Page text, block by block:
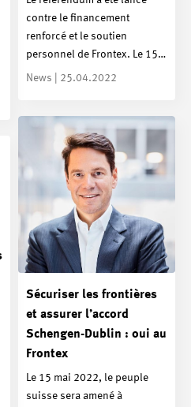
contre le financement
renforcé et le soutien
personnel de Frontex. Le 15…
News | 25.04.2022
Sécuriser les frontières
et assurer l’accord
Schengen-Dublin : oui au
Frontex
Le 15 mai 2022, le peuple
suisse sera amené à